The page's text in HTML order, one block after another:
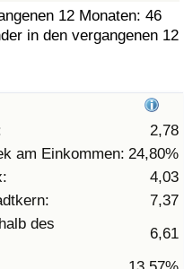
12 Monaten: 46
in den vergangenen 12
2,78
am Einkommen: 24,80%
4,03
7,37
des
6,61
nach Land
Land